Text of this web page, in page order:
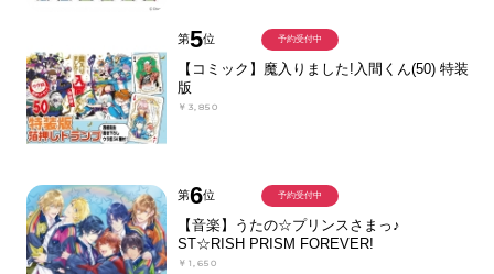
第5位
【コミック】魔入りました!入間くん(50) 特装
版
￥3,850
予約受付中
第6位
【音楽】うたの☆プリンスさまっ♪
ST☆RISH PRISM FOREVER!
￥1,650
予約受付中